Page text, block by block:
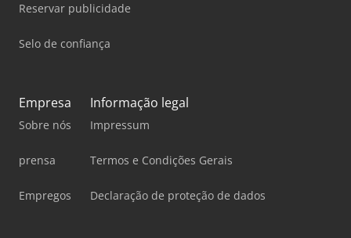
Reservar publicidade
Selo de confiança
Empresa
Sobre nós
prensa
Empregos
Informação legal
Impressum
Termos e Condições Gerais
Declaração de proteção de dados